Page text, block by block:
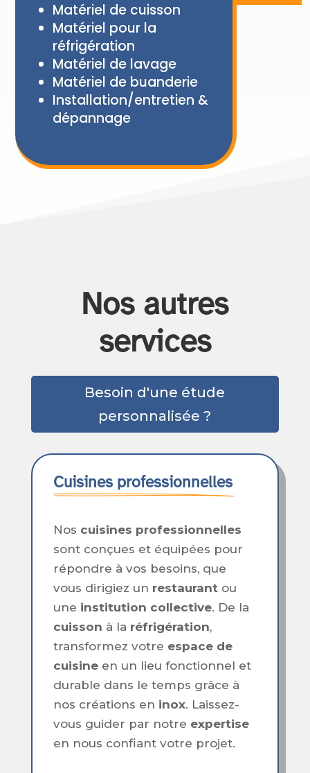
Matériel de cuisson
Matériel pour la
réfrigération
Matériel de lavage
Matériel de buanderie
Installation/entretien &
dépannage
Nos autres
services
Besoin d'une étude
personnalisée ?
Cuisines professionnelles
Nos cuisines professionnelles
sont conçues et équipées pour
répondre à vos besoins, que
vous dirigiez un restaurantou
une institution collective. De la
cuisson à la réfrigération,
transformez votre espace de
cuisineen un lieu fonctionnel et
durable dans le temps grâce à
nos créations en inox. Laissez-
vous guider par notre expertise
en nous confiant votre projet.